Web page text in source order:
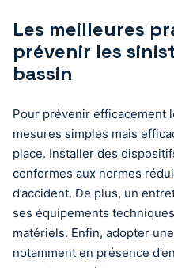
Les meilleures
prévenir les
bassin
Pour prévenir efficacement
mesures simples mais
place. Installer des
conformes aux normes
d’accident. De plus, un
ses équipements
matériels. Enfin, adopter
notamment en présence